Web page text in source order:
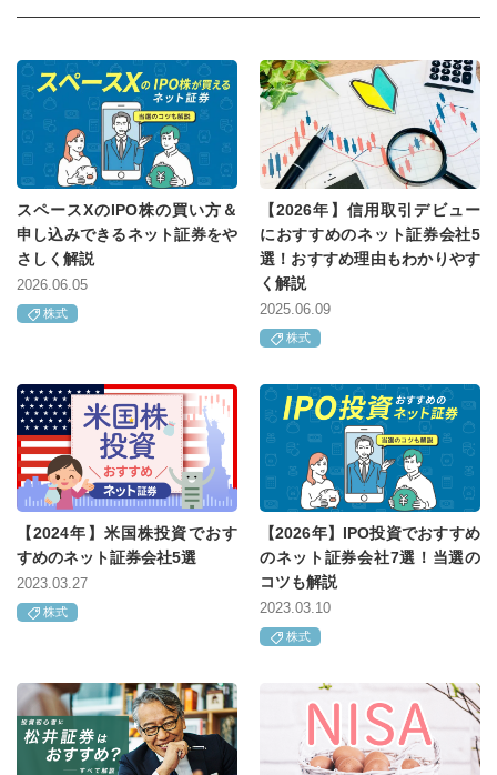
スペースXのIPO株の買い方＆
申し込みできるネット証券をや
さしく解説
2026.06.05
株式
【2026年】信用取引デビュー
におすすめのネット証券会社5
選！おすすめ理由もわかりやす
く解説
2025.06.09
株式
【2024年】米国株投資でおす
すめのネット証券会社5選
2023.03.27
株式
【2026年】IPO投資でおすすめ
のネット証券会社7選！当選の
コツも解説
2023.03.10
株式